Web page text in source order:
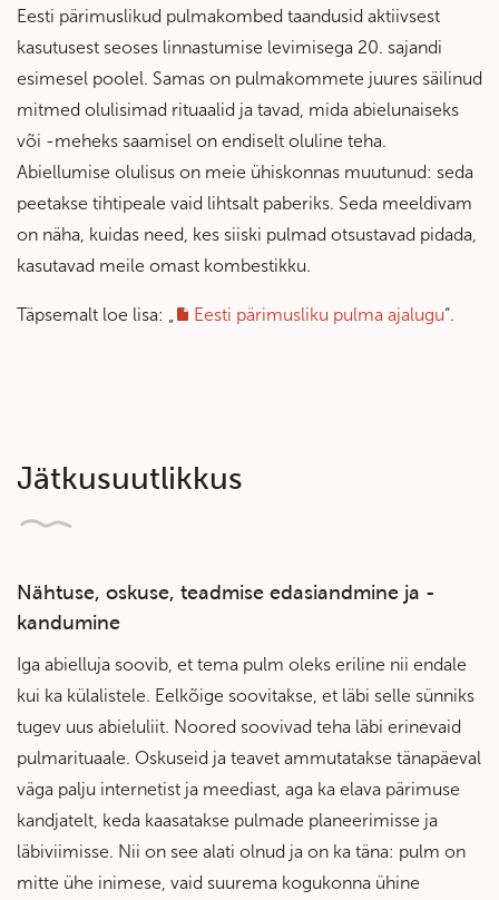
Eesti pärimuslikud pulmakombed taandusid aktiivsest
kasutusest seoses linnastumise levimisega 20. sajandi
esimesel poolel. Samas on pulmakommete juures säilinud
mitmed olulisimad rituaalid ja tavad, mida abielunaiseks
või -meheks saamisel on endiselt oluline teha.
Abiellumise olulisus on meie ühiskonnas muutunud: seda
peetakse tihtipeale vaid lihtsalt paberiks. Seda meeldivam
on näha, kuidas need, kes siiski pulmad otsustavad pidada,
kasutavad meile omast kombestikku.
Täpsemalt loe lisa: „ Eesti pärimusliku pulma ajalugu“.
Jätkusuutlikkus
Nähtuse, oskuse, teadmise edasiandmine ja -
kandumine
Iga abielluja soovib, et tema pulm oleks eriline nii endale
kui ka külalistele. Eelkõige soovitakse, et läbi selle sünniks
tugev uus abieluliit. Noored soovivad teha läbi erinevaid
pulmarituaale. Oskuseid ja teavet ammutatakse tänapäeval
väga palju internetist ja meediast, aga ka elava pärimuse
kandjatelt, keda kaasatakse pulmade planeerimisse ja
läbiviimisse. Nii on see alati olnud ja on ka täna: pulm on
mitte ühe inimese, vaid suurema kogukonna ühine